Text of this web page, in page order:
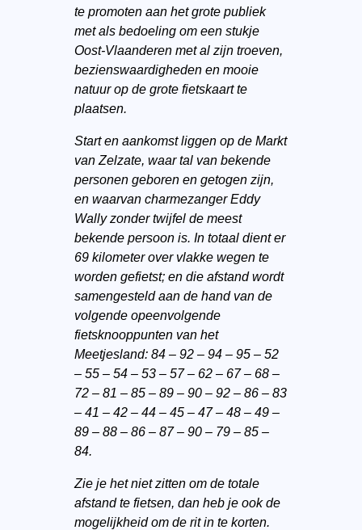
te promoten aan het grote publiek
met als bedoeling om een stukje
Oost-Vlaanderen met al zijn troeven,
bezienswaardigheden en mooie
natuur op de grote fietskaart te
plaatsen.
Start en aankomst liggen op de Markt
van Zelzate, waar tal van bekende
personen geboren en getogen zijn,
en waarvan charmezanger Eddy
Wally zonder twijfel de meest
bekende persoon is. In totaal dient er
69 kilometer over vlakke wegen te
worden gefietst; en die afstand wordt
samengesteld aan de hand van de
volgende opeenvolgende
fietsknooppunten van het
Meetjesland: 84 – 92 – 94 – 95 – 52
– 55 – 54 – 53 – 57 – 62 – 67 – 68 –
72 – 81 – 85 – 89 – 90 – 92 – 86 – 83
– 41 – 42 – 44 – 45 – 47 – 48 – 49 –
89 – 88 – 86 – 87 – 90 – 79 – 85 –
84.
Zie je het niet zitten om de totale
afstand te fietsen, dan heb je ook de
mogelijkheid om de rit in te korten.